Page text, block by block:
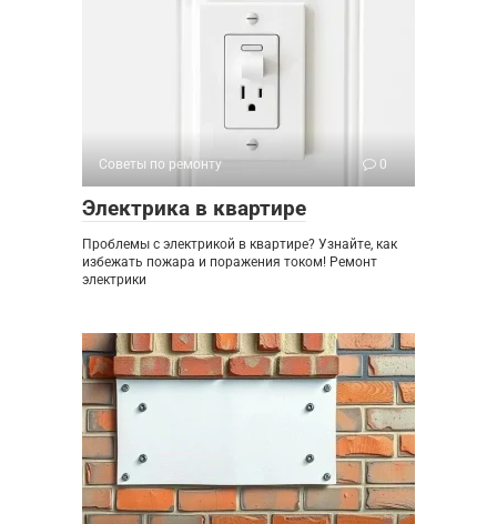
Советы по ремонту 0
Электрика в квартире
Проблемы с электрикой в квартире? Узнайте, как
избежать пожара и поражения током! Ремонт
электрики